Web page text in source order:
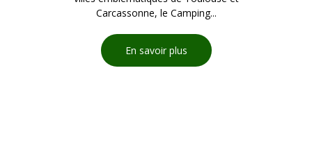
Carcassonne, le Camping...
En savoir plus